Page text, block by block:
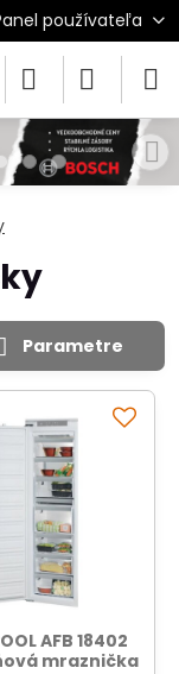
používateľa
Parametre
AFB 18402
mraznička